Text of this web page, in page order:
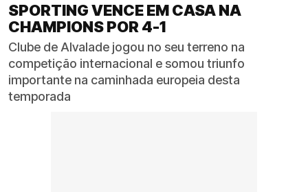
SPORTING VENCE EM CASA NA
CHAMPIONS POR 4-1
Clube de Alvalade jogou no seu terreno na
competição internacional e somou triunfo
importante na caminhada europeia desta
temporada